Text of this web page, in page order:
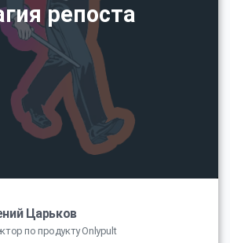
репоста
Царьков
по продукту Onlypult